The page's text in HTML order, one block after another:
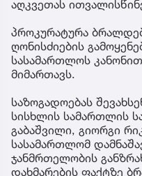
აღკვეთას
პროკურატურა
ღონისძიების
სასამართლოს
მიმართავს.
საზოგადოებას
სისხლის სამართლის
გაბაშვილი, გიორგი
სასამართლომ
ჯანმრთელობის
დახმარების ფაქტზე